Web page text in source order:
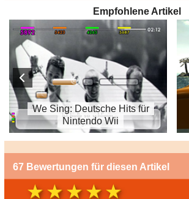
Empfohlene Artikel
We Sing: Deutsche Hits für
Nintendo Wii
67 Bewertungen für diesen Artikel